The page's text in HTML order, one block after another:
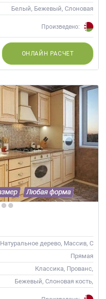
Прованс
Белый, Бежевый, Слоновая
кость, Кремовый
Произведено:
ОНЛАЙН РАСЧЕТ
Натуральное дерево, Массив, С
патиной
Прямая
Классика, Прованс,
Скандинавский, Неоклассика
Бежевый, Слоновая кость,
Кремовый, Коричневый,